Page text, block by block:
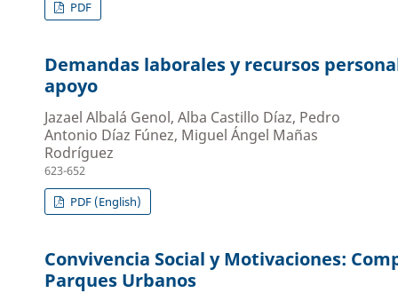
PDF
Demandas laborales y recursos
apoyo
Jazael Albalá Genol, Alba Castillo Díaz, Pedro
Antonio Díaz Fúnez, Miguel Ángel Mañas
Rodríguez
623-652
PDF (English)
Convivencia Social y Motivaciones:
Parques Urbanos